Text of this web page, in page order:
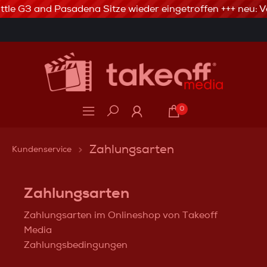
3% Skonto bei Vorkasse via Banküberweisung
G3 and Pasadena Sitze wieder eingetroffen +++ neu:
0
Kundenservice Zahlungsarten
Zahlungsarten
Zahlungsarten im Onlineshop von Takeoff
Media
Zahlungsbedingungen